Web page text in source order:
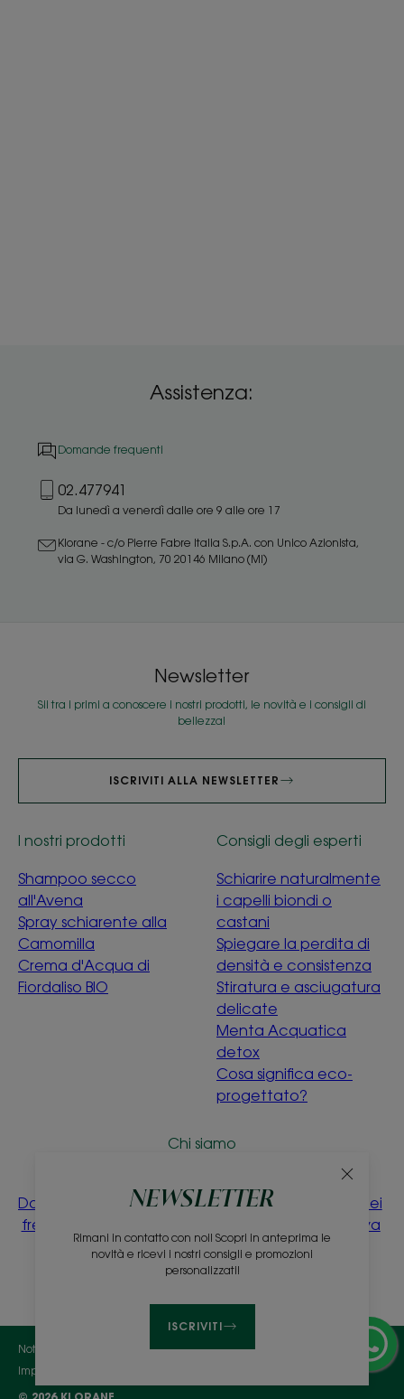
Assistenza:
Domande frequenti
02.477941
Da lunedì a venerdì dalle ore 9 alle ore 17
Klorane - c/o Pierre Fabre Italia S.p.A. con Unico Azionista,
via G. Washington, 70 20146 Milano (MI)
NEWSLETTER
Rimani in contatto con noi! Scopri in anteprima le
novità e ricevi i nostri consigli e promozioni
personalizzati!
ISCRIVITI
Newsletter
Sii tra i primi a conoscere i nostri prodotti, le novità e i consigli di
bellezza!
ISCRIVITI ALLA NEWSLETTER
I nostri prodotti
Shampoo secco
all'Avena
Spray schiarente alla
Camomilla
Crema d'Acqua di
Fiordaliso BIO
Consigli degli esperti
Schiarire naturalmente
i capelli biondi o
castani
Spiegare la perdita di
densità e consistenza
Stiratura e asciugatura
delicate
Menta Acquatica
detox
Cosa significa eco-
progettato?
Chi siamo
Domande
frequenti
differenziata
vendita
Raccolta
differenziata dei
campioni prova
gratuiti
Note legali
Informativa sul trattamento dei dati personali
Impostazioni cookie